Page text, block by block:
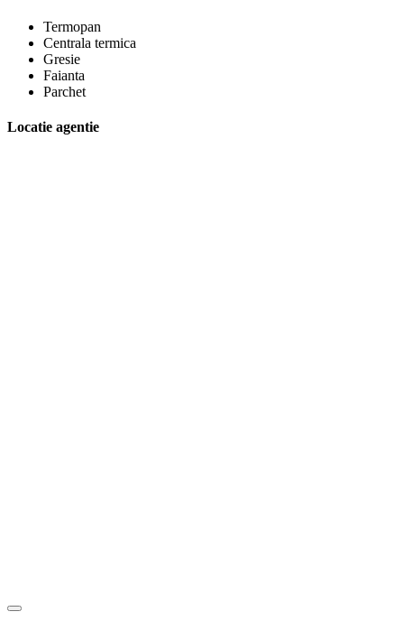
Termopan
Centrala termica
Gresie
Faianta
Parchet
Locatie agentie